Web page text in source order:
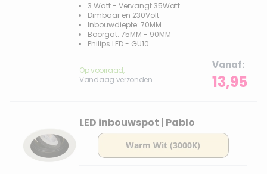
3 Watt - Vervangt 35Watt
Dimbaar en 230Volt
Inbouwdiepte: 70MM
Boorgat: 75MM - 90MM
Philips LED - GU10
Op voorraad,
Vandaag verzonden
Vanaf
13,95
LED inbouwspot | Pablo